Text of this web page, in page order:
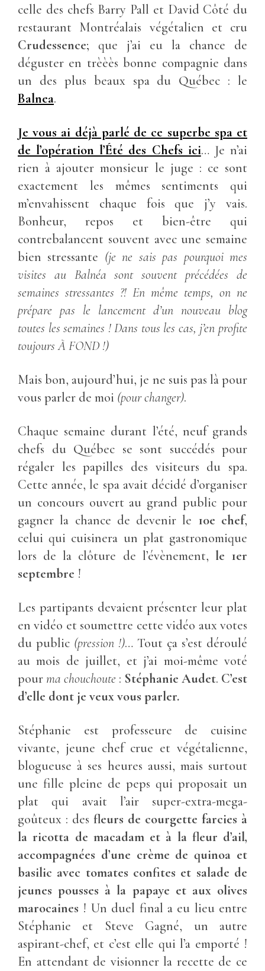
celle des chefs Barry Pall et David Côté du
restaurant Montréalais végétalien et cru
Crudessence; que j’ai eu la chance de
déguster en trèèès bonne compagnie dans
un des plus beaux spa du Québec : le
Balnea.
Je vous ai déjà parlé de ce superbe spa et
de l’opération l’Été des Chefs ici… Je n’ai
rien à ajouter monsieur le juge : ce sont
exactement les mêmes sentiments qui
m’envahissent chaque fois que j’y vais.
Bonheur, repos et bien-être qui
contrebalancent souvent avec une semaine
bien stressante (je ne sais pas pourquoi mes
visites au Balnéa sont souvent précédées de
semaines stressantes ?! En même temps, on ne
prépare pas le lancement d’un nouveau blog
toutes les semaines ! Dans tous les cas, j’en profite
toujours À FOND !)
Mais bon, aujourd’hui, je ne suis pas là pour
vous parler de moi (pour changer).
Chaque semaine durant l’été, neuf grands
chefs du Québec se sont succédés pour
régaler les papilles des visiteurs du spa.
Cette année, le spa avait décidé d’organiser
un concours ouvert au grand public pour
gagner la chance de devenir le 10e chef,
celui qui cuisinera un plat gastronomique
lors de la clôture de l’évènement, le 1er
septembre !
Les partipants devaient présenter leur plat
en vidéo et soumettre cette vidéo aux votes
du public (pression !)… Tout ça s’est déroulé
au mois de juillet, et j’ai moi-même voté
pourma chouchoute : Stéphanie Audet. C’est
d’elle dont je veux vous parler.
Stéphanie est professeure de cuisine
vivante, jeune chef crue et végétalienne,
blogueuse à ses heures aussi, mais surtout
une fille pleine de peps qui proposait un
plat qui avait l’air super-extra-mega-
goûteux : des fleurs de courgette farcies à
la ricotta de macadam et à la fleur d’ail,
accompagnées d’une crème de quinoa et
basilic avec tomates confites et salade de
jeunes pousses à la papaye et aux olives
marocaines ! Un duel final a eu lieu entre
Stéphanie et Steve Gagné, un autre
aspirant-chef, et c’est elle qui l’a emporté !
En attendant de visionner la recette de ce